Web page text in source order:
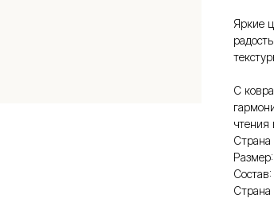
Яркие
С
чтения
Страна
Страна